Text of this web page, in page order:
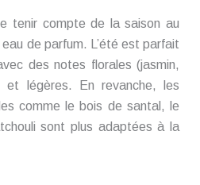
tenir compte de la saison au
de parfum. L’été est parfait
des notes florales (jasmin,
et légères. En revanche, les
comme le bois de santal, le
sont plus adaptées à la